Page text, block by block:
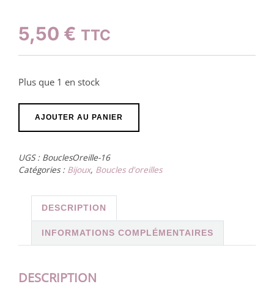
5,50 € TTC
Plus que 1 en stock
quantité
de
d’oreille
argenté,
ovale
marron
caramel
AJOUTER AU PANIER
UGS : BouclesOreille-16
Catégories : Bijoux, Boucles d'oreilles
DESCRIPTION
INFORMATIONS COMPLÉMENTAIRES
DESCRIPTION